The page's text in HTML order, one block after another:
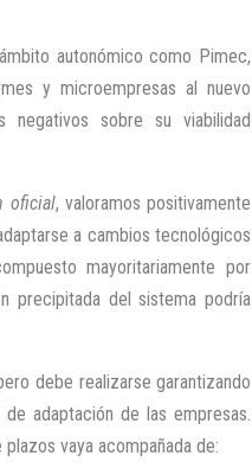
autonómico como Pimec,
y microempresas al nuevo
negativos sobre su viabilidad
oficial, valoramos positivamente
a cambios tecnológicos
mayoritariamente por
precipitada del sistema podría
debe realizarse garantizando
adaptación de las empresas.
vaya acompañada de: